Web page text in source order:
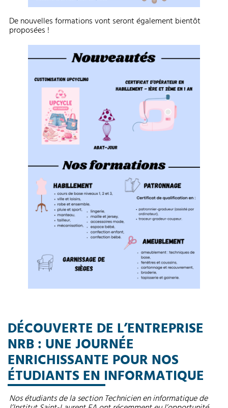
De nouvelles formations vont seront également bientôt
proposées !
DÉCOUVERTE DE L’ENTREPRISE
NRB : UNE JOURNÉE
ENRICHISSANTE POUR NOS
ÉTUDIANTS EN INFORMATIQUE
Nos étudiants de la section Technicien en informatique de